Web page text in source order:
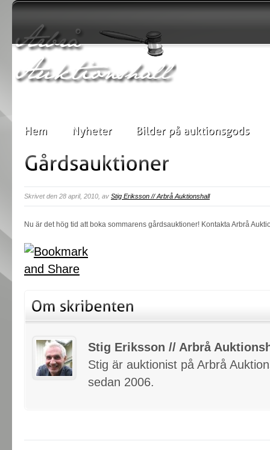
Skrivet den 28 april, 2010, av Stig Eriksson // Arbrå Auktionshall
Nu är det hög tid att boka sommarens gårdsauktioner! Kontakta Arbrå
Stig Eriksson // Arbrå
Stig är auktionist på Arbrå
sedan 2006.